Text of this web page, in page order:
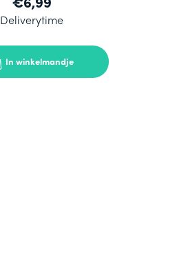
Deliverytime
In winkelmandje